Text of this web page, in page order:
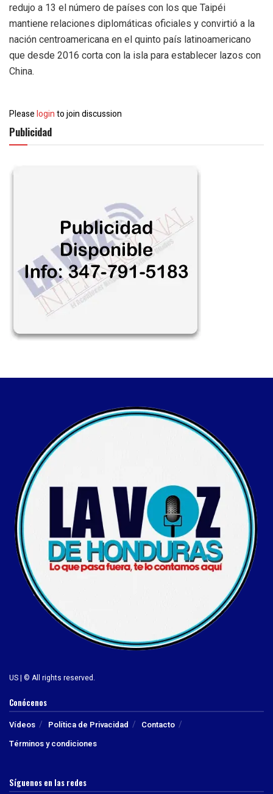
redujo a 13 el número de países con los que Taipéi
mantiene relaciones diplomáticas oficiales y convirtió a la
nación centroamericana en el quinto país latinoamericano
que desde 2016 corta con la isla para establecer lazos con
China.
Pleaseloginto join discussion
Publicidad
US | © All rights reserved.
Conócenos
Vídeos Política de Privacidad
Contacto
Términos y condiciones
Síguenos en las redes